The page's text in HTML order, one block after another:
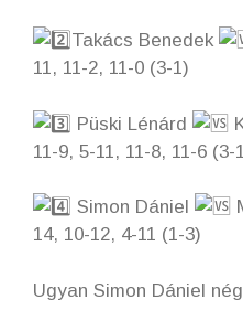
Takács Benedek
11, 11-2, 11-0 (3-1)
Püski Lénárd
11-9, 5-11, 11-8, 11-6 (3-
Simon Dániel
14, 10-12, 4-11 (1-3)
Ugyan Simon Dániel